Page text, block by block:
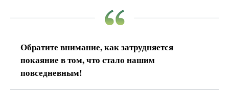
Обратите внимание, как затрудняется
покаяние в том, что стало нашим
повседневным!